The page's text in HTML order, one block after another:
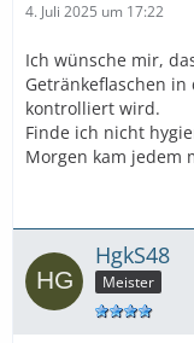
4. Juli 2025 um 17:22
Ich wünsche mir,
Getränkeflaschen
kontrolliert wird.
Finde ich nicht
Morgen kam jedem
HgkS48
Meister